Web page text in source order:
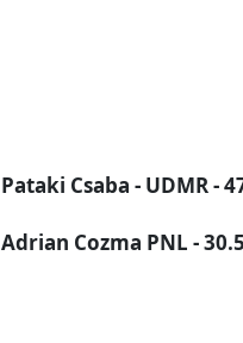
Pataki Csaba - UDMR -
Adrian Cozma PNL -